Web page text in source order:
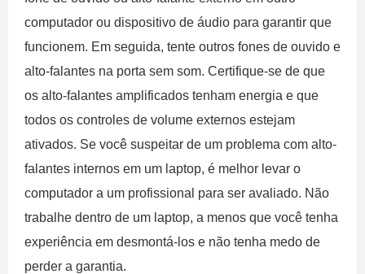
computador ou dispositivo de áudio para garantir que
funcionem. Em seguida, tente outros fones de ouvido e
alto-falantes na porta sem som. Certifique-se de que
os alto-falantes amplificados tenham energia e que
todos os controles de volume externos estejam
ativados. Se você suspeitar de um problema com alto-
falantes internos em um laptop, é melhor levar o
computador a um profissional para ser avaliado. Não
trabalhe dentro de um laptop, a menos que você tenha
experiência em desmontá-los e não tenha medo de
perder a garantia.